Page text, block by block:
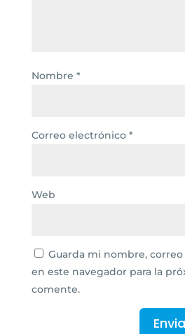
Nombre *
Correo electrónico *
Web
Guarda mi nombre,
en este navegador para la
comente.